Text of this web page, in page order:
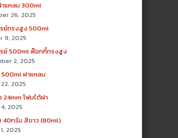
แหลม 300ml
26, 2025
ย์ทรงสูง 500ml
9, 2025
ย์ 500ml ฟ็อกกี้ทรงสูง
2, 2025
500ml ฝาแหลม
2025
24mm โฟมใต้ฝา
2025
40กรัม สีขาว (80ml)
2025